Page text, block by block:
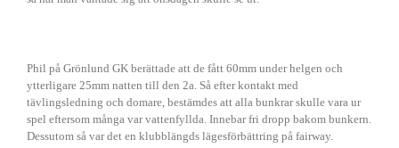
Phil på Grönlund GK berättade att de fått 60mm under helgen och
ytterligare 25mm natten till den 2a. Så efter kontakt med
tävlingsledning och domare, bestämdes att alla bunkrar skulle vara ur
spel eftersom många var vattenfyllda. Innebar fri dropp bakom bunkern.
Dessutom så var det en klubblängds lägesförbättring på fairway.